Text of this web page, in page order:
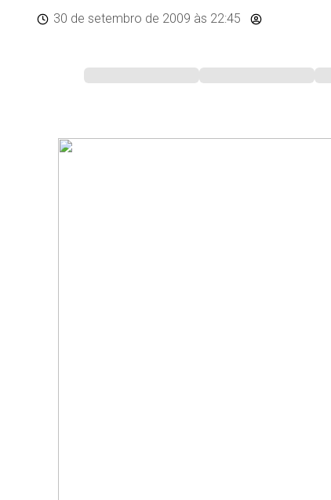
30 de setembro de 2009 às 22:45